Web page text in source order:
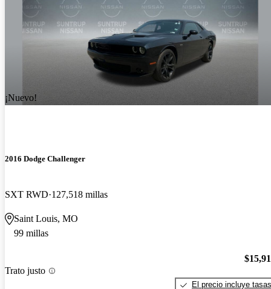
¡Nuevo!
2016 Dodge Challenger
SXT RWD 127,518 millas
Saint Louis, MO
99 millas
Trato justo
El precio incluye tasas